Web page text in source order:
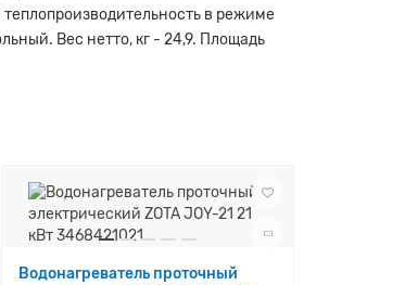
в режиме
Вес нетто, кг - 24,9. Площадь
Водонагреватель проточный